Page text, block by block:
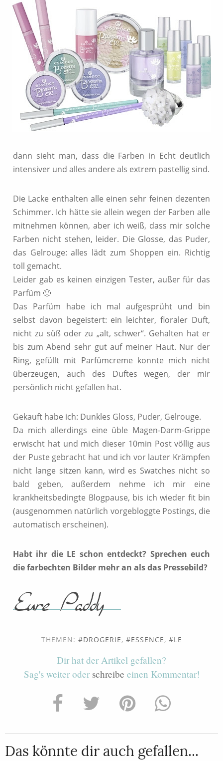
dann sieht man, dass die Farben in Echt deutlich
intensiver und alles andere als extrem pastellig sind.
Die Lacke enthalten alle einen sehr feinen dezenten
Schimmer. Ich hätte sie allein wegen der Farben alle
mitnehmen können, aber ich weiß, dass mir solche
Farben nicht stehen, leider. Die Glosse, das Puder,
das Gelrouge: alles lädt zum Shoppen ein. Richtig
toll gemacht.
Leider gab es keinen einzigen Tester, außer für das
Parfüm 🙁
Das Parfüm habe ich mal aufgesprüht und bin
selbst davon begeistert: ein leichter, floraler Duft,
nicht zu süß oder zu „alt, schwer“. Gehalten hat er
bis zum Abend sehr gut auf meiner Haut. Nur der
Ring, gefüllt mit Parfümcreme konnte mich nicht
überzeugen, auch des Duftes wegen, der mir
persönlich nicht gefallen hat.
Gekauft habe ich: Dunkles Gloss, Puder, Gelrouge.
Da mich allerdings eine üble Magen-Darm-Grippe
erwischt hat und mich dieser 10min Post völlig aus
der Puste gebracht hat und ich vor lauter Krämpfen
nicht lange sitzen kann, wird es Swatches nicht so
bald geben, außerdem nehme ich mir eine
krankheitsbedingte Blogpause, bis ich wieder fit bin
(ausgenommen natürlich vorgebloggte Postings, die
automatisch erscheinen).
Habt ihr die LE schon entdeckt? Sprechen euch
die farbechten Bilder mehr an als das Pressebild?
THEMEN: DROGERIE, ESSENCE, LE
Dir hat der Artikel gefallen?
Sag's weiter oder schreibe einen Kommentar!
Das könnte dir auch gefallen...